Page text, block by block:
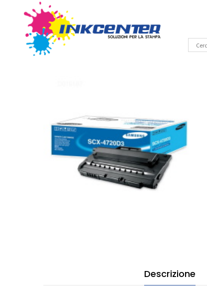
Descrizione